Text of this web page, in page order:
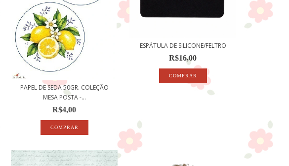
PAPEL DE SEDA 50GR. COLEÇÃO
MESA POSTA -...
R$4,00
ESPÁTULA DE SILICONE/FELTRO
R$16,00